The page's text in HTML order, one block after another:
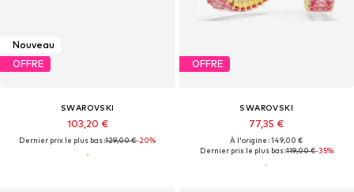
Nouveau
OFFRE
SWAROVSKI
103,20 €
Dernier prix le plus bas :129,00 €-20%
OFFRE
SWAROVSKI
77,35 €
À l'origine : 149,00 €
Dernier prix le plus bas :119,00 €-35%